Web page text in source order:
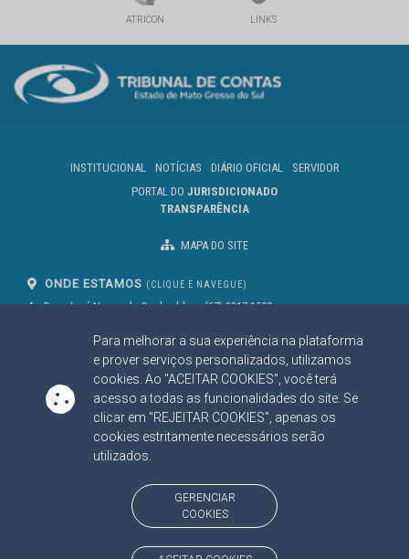
Para melhorar a sua experiência na plataforma
e prover serviços personalizados, utilizamos
cookies. Ao "ACEITAR COOKIES", você terá
acesso a todas as funcionalidades do site. Se
clicar em "REJEITAR COOKIES", apenas os
cookies estritamente necessários serão
utilizados.
GERENCIAR
COOKIES
ATRICON LINKS
INSTITUCIONAL NOTÍCIAS DIÁRIO OFICIAL
SERVIDOR
PORTAL DO JURISDICIONADO
TRANSPARÊNCIA
MAPA DO SITE
ONDE ESTAMOS (CLIQUE E NAVEGUE)
Av. Des. José Nunes da Cunha, bloco
Campo Grande/MS
CEP: 79031-310
(67) 3317-1500
SIGA NOSSAS REDES SOCIAIS
Linked InYoutube
Facebook
X
BAIXE NOSSO APLICATIVO